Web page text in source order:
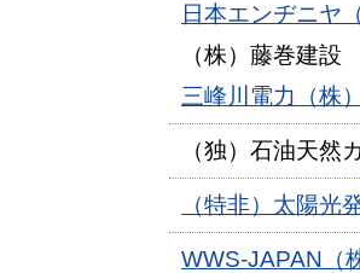
日本エンヂニヤ
（株）藤巻建設
三峰川電力（株
（独）石油天然
（特非）太陽光
WWS-JAPAN（